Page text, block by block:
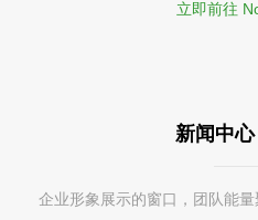
立即前往
新闻中
企业形象展示的窗口，团队能